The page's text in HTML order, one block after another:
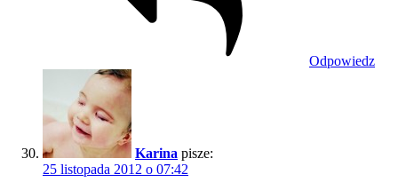
Odpowiedz
Karina pisze:
25 listopada 2012 o 07:42